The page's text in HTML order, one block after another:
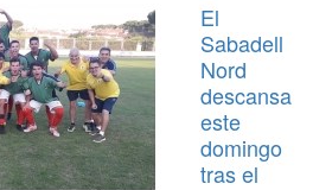
El
Sabadell
Nord
descansa
este
domingo
tras el